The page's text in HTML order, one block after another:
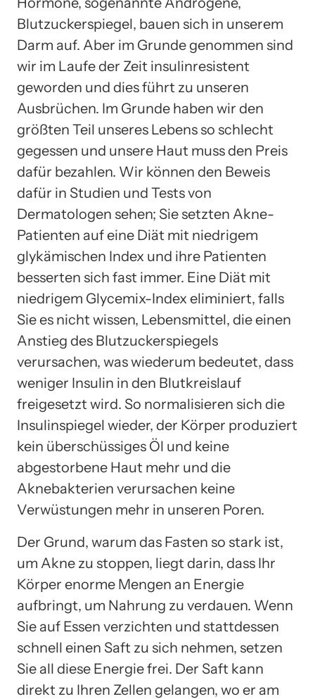
Blutzuckerspiegel, bauen sich in unserem
Darm auf. Aber im Grunde genommen sind
wir im Laufe der Zeit insulinresistent
geworden und dies führt zu unseren
Ausbrüchen. Im Grunde haben wir den
größten Teil unseres Lebens so schlecht
gegessen und unsere Haut muss den Preis
dafür bezahlen. Wir können den Beweis
dafür in Studien und Tests von
Dermatologen sehen; Sie setzten Akne-
Patienten auf eine Diät mit niedrigem
glykämischen Index und ihre Patienten
besserten sich fast immer. Eine Diät mit
niedrigem Glycemix-Index eliminiert, falls
Sie es nicht wissen, Lebensmittel, die einen
Anstieg des Blutzuckerspiegels
verursachen, was wiederum bedeutet, dass
weniger Insulin in den Blutkreislauf
freigesetzt wird. So normalisieren sich die
Insulinspiegel wieder, der Körper produziert
kein überschüssiges Öl und keine
abgestorbene Haut mehr und die
Aknebakterien verursachen keine
Verwüstungen mehr in unseren Poren.
Der Grund, warum das Fasten so stark ist,
um Akne zu stoppen, liegt darin, dass Ihr
Körper enorme Mengen an Energie
aufbringt, um Nahrung zu verdauen. Wenn
Sie auf Essen verzichten und stattdessen
schnell einen Saft zu sich nehmen, setzen
Sie all diese Energie frei. Der Saft kann
direkt zu Ihren Zellen gelangen, wo er am